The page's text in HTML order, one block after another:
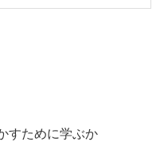
すために学ぶか